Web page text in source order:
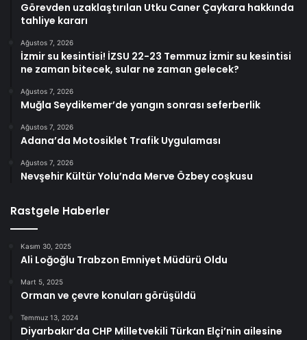
Görevden uzaklaştırılan Utku Caner Çaykara hakkında
tahliye kararı
Ağustos 7, 2026
İzmir su kesintisi! İZSU 22-23 Temmuz İzmir su kesintisi
ne zaman bitecek, sular ne zaman gelecek?
Ağustos 7, 2026
Muğla Seydikemer’de yangın sonrası seferberlik
Ağustos 7, 2026
Adana’da Motosiklet Trafik Uygulaması
Ağustos 7, 2026
Nevşehir Kültür Yolu’nda Merve Özbey coşkusu
Rastgele Haberler
Kasım 30, 2025
Ali Loğoğlu Trabzon Emniyet Müdürü Oldu
Mart 5, 2025
Orman ve çevre konuları görüşüldü
Temmuz 13, 2024
Diyarbakır’da CHP Milletvekili Türkan Elçi’nin ailesine